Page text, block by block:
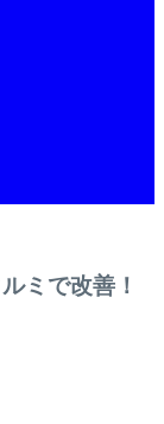
ミで改善！